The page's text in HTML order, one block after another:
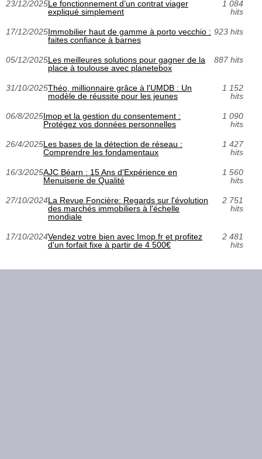
23/12/2025Le fonctionnement d’un contrat viager
expliqué simplement
1 084
hits
17/12/2025Immobilier haut de gamme à porto vecchio :
faites confiance à barnes
923 hits
05/12/2025Les meilleures solutions pour gagner de la
place à toulouse avec planetebox
887 hits
31/10/2025Théo, millionnaire grâce à l'UMDB : Un
modèle de réussite pour les jeunes
1 152
hits
06/8/2025Imop et la gestion du consentement :
Protégez vos données personnelles
1 090
hits
26/4/2025Les bases de la détection de réseau :
Comprendre les fondamentaux
1 427
hits
16/3/2025AJC Béarn : 15 Ans d'Expérience en
Menuiserie de Qualité
1 560
hits
27/10/2024La Revue Foncière: Regards sur l'évolution
des marchés immobiliers à l'échelle
mondiale
2 751
hits
17/10/2024Vendez votre bien avec Imop.fr et profitez
d'un forfait fixe à partir de 4 500€
2 481
hits